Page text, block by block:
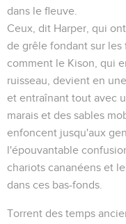
dans le fleuve.
Ceux , dit Harper, qui
de grêle fondant sur les
comment le Kison, qui
ruisseau, devient en
et entraînant tout avec
marais et des sables
enfoncent jusqu'aux
l'épouvantable
chariots cananéens et
dans ces bas-fonds.
Torrent des temps